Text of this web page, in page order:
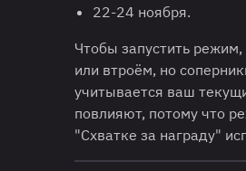
22-24 ноября.
Чтобы запустить
или втроём, но
учитывается ваш
повлияют, потому что
"Схватке за награду"